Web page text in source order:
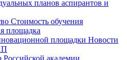
планов аспирантов и
Стоимость обучения
площадка
площадки Новости
академии